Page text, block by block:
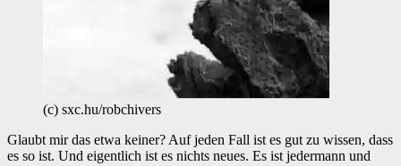
(c) sxc.hu/robchivers
Glaubt mir das etwa keiner? Auf jeden Fall ist es gut zu wissen, dass
es so ist. Und eigentlich ist es nichts neues. Es ist jedermann und